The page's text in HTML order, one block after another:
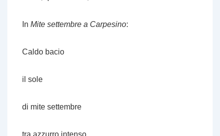
In Mite settembre a Carpesino:
Caldo bacio
il sole
di mite settembre